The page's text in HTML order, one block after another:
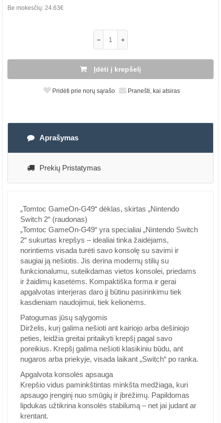
Be mokesčių: 24.63€
Įdėti į krepšelį
Pridėti prie norų sąrašo Pranešti, kai atsiras
Aprašymas
Prekių Pristatymas
„Tomtoc GameOn-G49“ dėklas, skirtas „Nintendo
Switch 2“ (raudonas)
„Tomtoc GameOn-G49“ yra specialiai „Nintendo Switch
2“ sukurtas krepšys – idealiai tinka žaidėjams,
norintiems visada turėti savo konsolę su savimi ir
saugiai ją nešiotis. Jis derina modernų stilių su
funkcionalumu, suteikdamas vietos konsolei, priedams
ir žaidimų kasetėms. Kompaktiška forma ir gerai
apgalvotas interjeras daro jį būtinu pasirinkimu tiek
kasdieniam naudojimui, tiek kelionėms.
Patogumas jūsų sąlygomis
Dirželis, kurį galima nešioti ant kairiojo arba dešiniojo
peties, leidžia greitai pritaikyti krepšį pagal savo
poreikius. Krepšį galima nešioti klasikiniu būdu, ant
nugaros arba priekyje, visada laikant „Switch“ po ranka.
Apgalvota konsolės apsauga
Krepšio vidus paminkštintas minkšta medžiaga, kuri
apsaugo įrenginį nuo smūgių ir įbrėžimų. Papildomas
lipdukas užtikrina konsolės stabilumą – net jai judant ar
krentant.